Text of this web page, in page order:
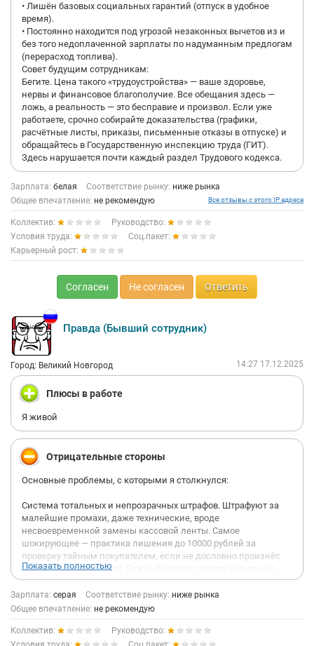
• Лишён базовых социальных гарантий (отпуск в удобное
время).
• Постоянно находится под угрозой незаконных вычетов из и
без того недоплаченной зарплаты по надуманным предлогам
(перерасход топлива).
Совет будущим сотрудникам:
Бегите. Цена такого «трудоустройства» — ваше здоровье,
нервы и финансовое благополучие. Все обещания здесь —
ложь, а реальность — это бесправие и произвол. Если уже
работаете, срочно собирайте доказательства (графики,
расчётные листы, приказы, письменные отказы в отпуске) и
обращайтесь в Государственную инспекцию труда (ГИТ).
Здесь нарушается почти каждый раздел Трудового кодекса.
Зарплата: белая Соответствие рынку: ниже рынка
Общее впечатление: не рекомендую Все отзывы с этого IP адреса
Коллектив:
Руководство:
Условия труда:
Соц.пакет:
Карьерный рост:
Согласен Не согласен Ответить
Правда (Бывший сотрудник)
Город: Великий Новгород 14:27 17.12.2025
Плюсы в работе
Я живой
Отрицательные стороны
Основные проблемы, с которыми я столкнулся:
Система тотальных и непрозрачных штрафов. Штрафуют за
малейшие промахи, даже технические, вроде
несвоевременной замены кассовой ленты. Самое
шокирующее — практика лишения до 10000 рублей за
проверку тайным покупателем, если не дословно произнёс
корпоративный скрипт. Важный нюанс: все эти вычеты не
отражаются в официальном расчетном листке! Их
распечатывает на отдельной бумажке заведующий
магазином, где указаны начисления и сумма вычетов. Это
полное отсутствие финансовой прозрачности.
Показать полностью
Зарплата: серая Соответствие рынку: ниже рынка
Общее впечатление: не рекомендую
Коллектив:
Руководство: